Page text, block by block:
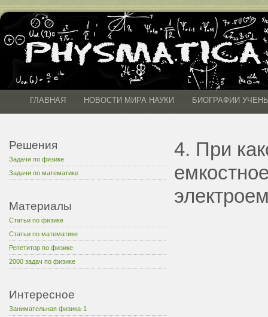
ГЛАВНАЯ НОВОСТИ МИРА НАУКИ БИОГРАФИИ
Решения
Задачи по физике
Задачи по математике
Материалы
Статьи по физике
Статьи по математике
Репетитор по физике
2000 задач по физике
Интересное
Занимательная физика-1
4. При